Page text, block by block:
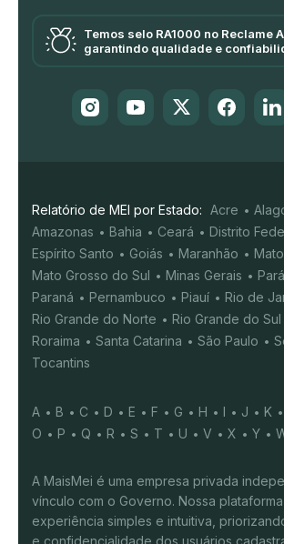
Temos selo RA1000 no Reclame
garantindo qualidade e
Relatório de MEI por Estado: Acre
Amazonas
Bahia Ceará
Distrito
Espírito Santo
Goiás Maranhão
Mato Grosso do Sul
Minas Gerais Pará
Paraná
Pernambuco Piauí
Rio de
Rio Grande do Norte
Rio Grande do Sul
Roraima
Santa Catarina São Paulo
Tocantins
A B C D E F G H I J K
O
P Q R S T U V X Y
A MaisMei é uma empresa privada
vínculo com o Governo. Nossa
experiência simples e intuitiva,
e confidencialidade dos usuários